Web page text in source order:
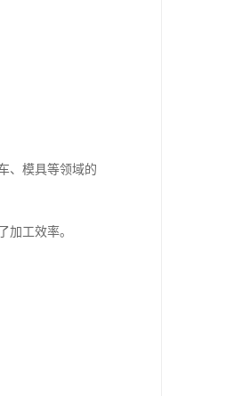
、模具等领域的
工效率。